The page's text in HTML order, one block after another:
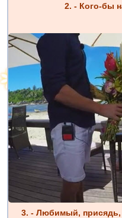
2. - Кого-бы
3. - Любимый, присядь,